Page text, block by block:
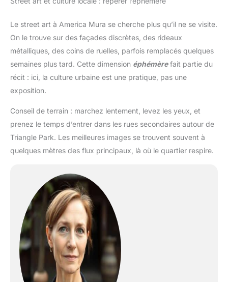
Le street art à America Mura se cherche plus qu’il ne se visite.
On le trouve sur des façades discrètes, des rideaux
métalliques, des coins de ruelles, parfois remplacés quelques
semaines plus tard. Cette dimension éphémèrefait partie du
récit : ici, la culture urbaine est une pratique, pas une
exposition.
Conseil de terrain : marchez lentement, levez les yeux, et
prenez le temps d’entrer dans les rues secondaires autour de
Triangle Park. Les meilleures images se trouvent souvent à
quelques mètres des flux principaux, là où le quartier respire.